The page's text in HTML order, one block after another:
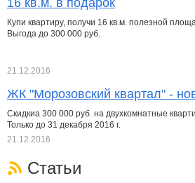
16 кв.м. в подарок
Купи квартиру, получи 16 кв.м. полезной
Выгода до 300 000 руб.
21.12.2016
ЖК "Морозовский квартал" -
Скидкиа 300 000 руб. на двухкомнатные
Только до 31 декабря 2016 г.
21.12.2016
Статьи